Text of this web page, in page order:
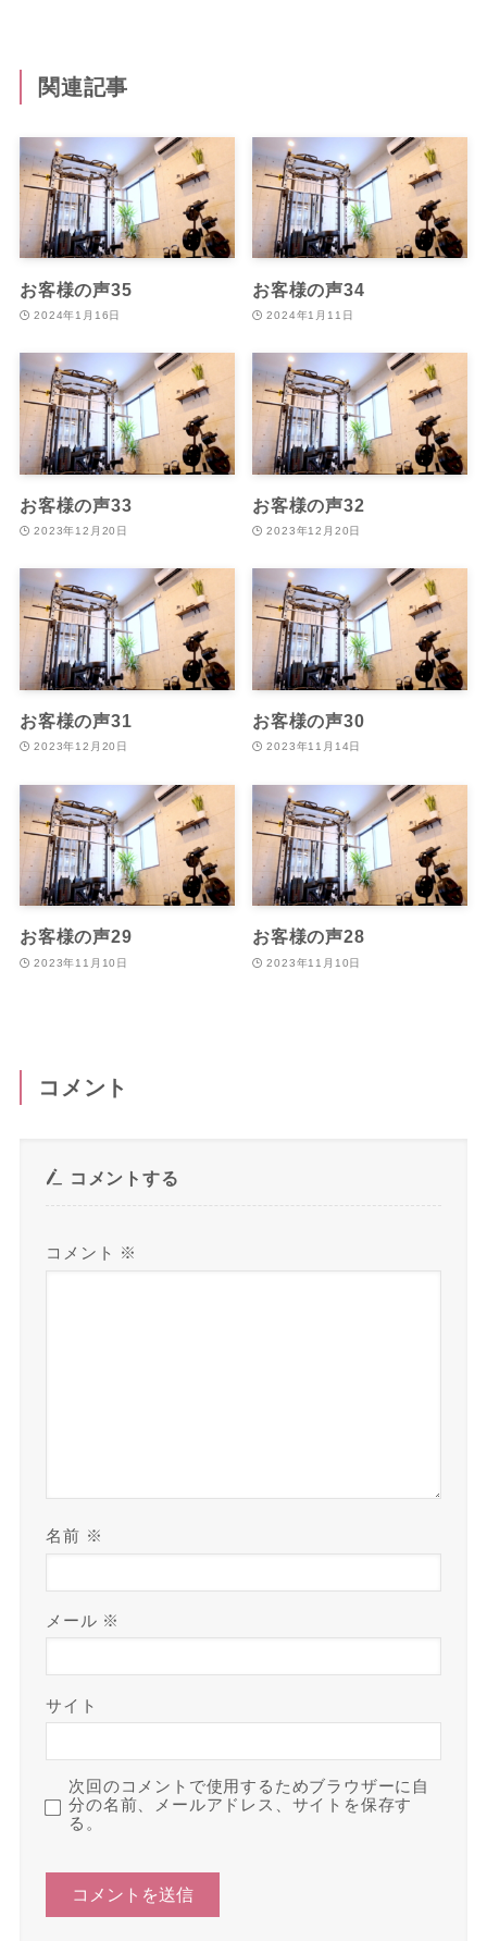
関連記事
お客様の声35
2024年1月16日
お客様の声34
2024年1月11日
お客様の声33
2023年12月20日
お客様の声32
2023年12月20日
お客様の声31
2023年12月20日
お客様の声30
2023年11月14日
お客様の声29
2023年11月10日
お客様の声28
2023年11月10日
コメント
コメントする
コメント ※
名前 ※
メール ※
サイト
次回のコメントで使用するためブラウザーに自
分の名前、メールアドレス、サイトを保存す
る。